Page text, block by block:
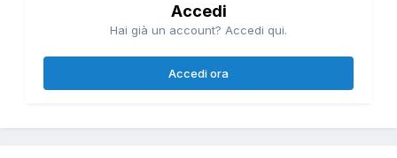
Accedi
Hai già un account? Accedi qui.
Accedi ora